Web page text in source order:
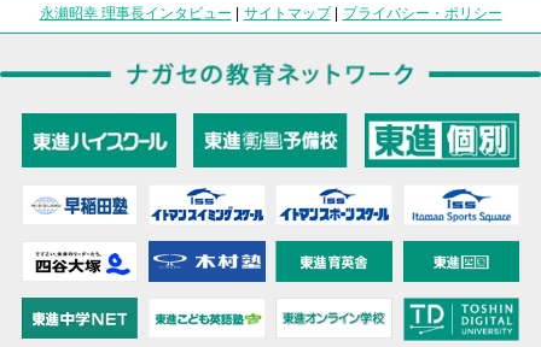
永瀬昭幸 理事長インタビュー | サイトマップ| プライバシー・ポリシー